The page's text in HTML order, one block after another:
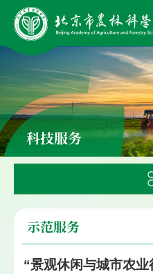
科技服务
示范服务
“景观休闲与城市农